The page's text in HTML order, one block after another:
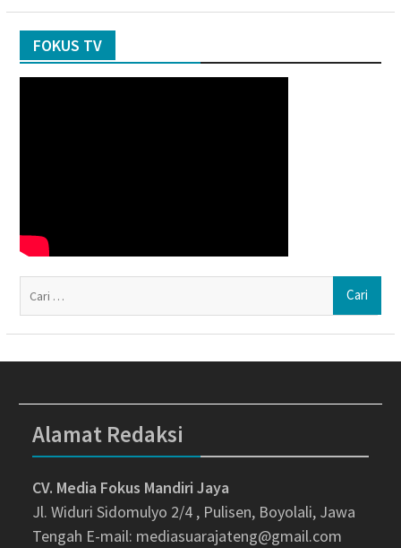
FOKUS TV
Alamat Redaksi
CV. Media Fokus Mandiri Jaya
Jl. Widuri Sidomulyo 2/4 , Pulisen, Boyolali, Jawa
Tengah E-mail: mediasuarajateng@gmail.com